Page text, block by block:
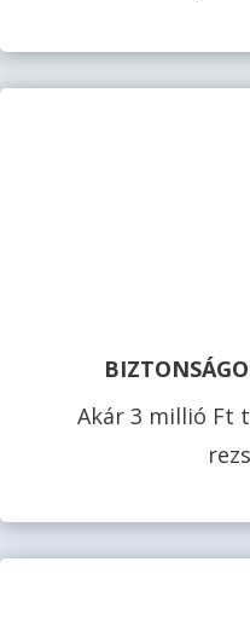
Akár 3 millió Ft